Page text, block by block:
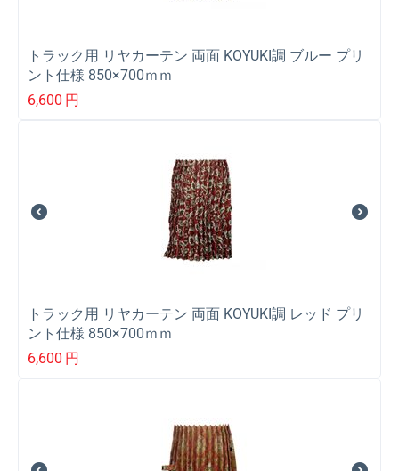
トラック用 リヤカーテン 両面 KOYUKI調 ブルー プリ
ント仕様 850×700ｍｍ
6,600 円
トラック用 リヤカーテン 両面 KOYUKI調 レッド プリ
ント仕様 850×700ｍｍ
6,600 円